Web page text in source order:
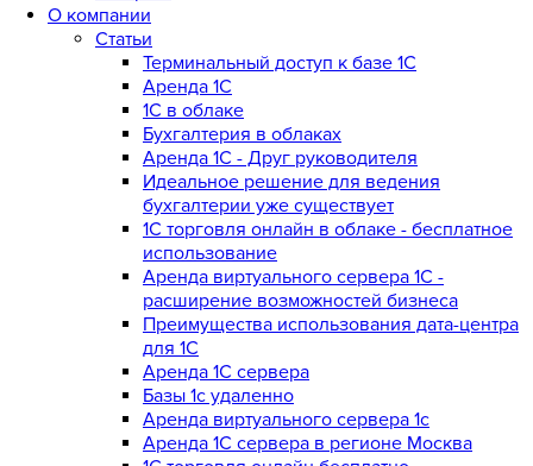
О компании
Статьи
Терминальный доступ к базе 1С
Аренда 1С
1С в облаке
Бухгалтерия в облаках
Аренда 1С - Друг руководителя
Идеальное решение для ведения
бухгалтерии уже существует
1С торговля онлайн в облаке - бесплатное
использование
Аренда виртуального сервера 1С -
расширение возможностей бизнеса
Преимущества использования дата-центра
для 1С
Аренда 1С сервера
Базы 1с удаленно
Аренда виртуального сервера 1с
Аренда 1С сервера в регионе Москва